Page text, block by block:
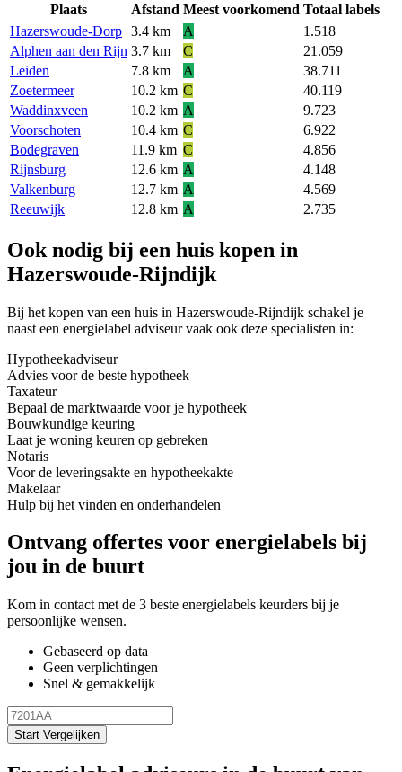
Plaats Afstand Meest voorkomend Totaal labels
Hazerswoude-Dorp 3.4 km A
1.518
Alphen aan den Rijn 3.7 km C
21.059
Leiden
7.8 km A
38.711
Zoetermeer
10.2 km C
40.119
Waddinxveen
10.2 km A
9.723
Voorschoten
10.4 km C
6.922
Bodegraven
11.9 km C
4.856
Rijnsburg
12.6 km A
4.148
Valkenburg
12.7 km A
4.569
Reeuwijk
12.8 km A 2.735
Ook nodig bij een huis kopen in
Hazerswoude-Rijndijk
Bij het kopen van een huis in Hazerswoude-Rijndijk schakel je
naast een energielabel adviseur vaak ook deze specialisten in:
Hypotheekadviseur
Advies voor de beste hypotheek
Taxateur
Bepaal de marktwaarde voor je hypotheek
Bouwkundige keuring
Laat je woning keuren op gebreken
Notaris
Voor de leveringsakte en hypotheekakte
Makelaar
Hulp bij het vinden en onderhandelen
Ontvang offertes voor energielabels bij
jou in de buurt
Kom in contact met de 3 beste energielabels keurders bij je
persoonlijke wensen.
Gebaseerd op data
Geen verplichtingen
Snel & gemakkelijk
Start Vergelijken